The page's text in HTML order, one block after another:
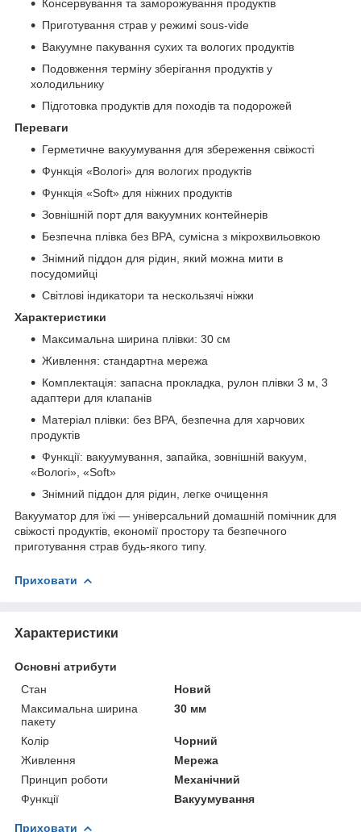
Консервування та заморожування продуктів
Приготування страв у режимі sous-vide
Вакуумне пакування сухих та вологих продуктів
Подовження терміну зберігання продуктів у
холодильнику
Підготовка продуктів для походів та подорожей
Переваги
Герметичне вакуумування для збереження свіжості
Функція «Вологі» для вологих продуктів
Функція «Soft» для ніжних продуктів
Зовнішній порт для вакуумних контейнерів
Безпечна плівка без BPA, сумісна з мікрохвильовкою
Знімний піддон для рідин, який можна мити в
посудомийці
Світлові індикатори та нескользячі ніжки
Характеристики
Максимальна ширина плівки: 30 см
Живлення: стандартна мережа
Комплектація: запасна прокладка, рулон плівки 3 м, 3
адаптери для клапанів
Матеріал плівки: без BPA, безпечна для харчових
продуктів
Функції: вакуумування, запайка, зовнішній вакуум,
«Вологі», «Soft»
Знімний піддон для рідин, легке очищення
Вакууматор для їжі — універсальний домашній помічник для
свіжості продуктів, економії простору та безпечного
приготування страв будь-якого типу.​
Приховати
Характеристики
Основні атрибути
Стан
Новий
Максимальна ширина
пакету
30 мм
Колір
Чорний
Живлення
Мережа
Принцип роботи
Механічний
Функції
Вакуумування
Приховати